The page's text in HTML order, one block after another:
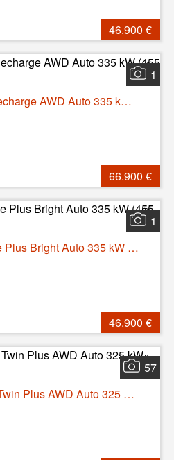
46.900 €
1
Volvo XC90 T8 Core Recharge AWD Auto 335 kW (455 CV)
66.900 €
1
Volvo S60 T8 Recharge Plus Bright Auto 335 kW (455 CV)
46.900 €
57
Volvo EC40 Recharge Twin Plus AWD Auto 325 kW (442 CV)